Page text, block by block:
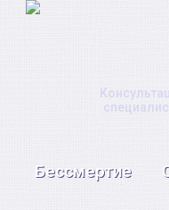
Бессмертие